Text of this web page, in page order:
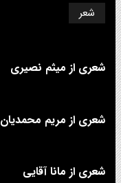
شعر
شعری از میثم نصیری
شعری از مریم محمدیان
شعری از مانا آقایی